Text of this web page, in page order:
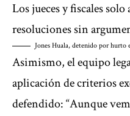
Los jueces y fiscales
resoluciones sin
Jones Huala, detenido por hurto
Asimismo, el equipo
aplicación de criterios
defendido: “Aunque